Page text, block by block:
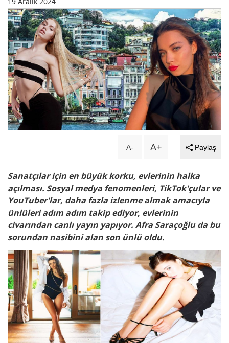
A- A+ Paylaş
Sanatçılar için en büyük korku, evlerinin halka
açılması. Sosyal medya fenomenleri, TikTok'çular ve
YouTuber'lar, daha fazla izlenme almak amacıyla
ünlüleri adım adım takip ediyor, evlerinin
civarından canlı yayın yapıyor. Afra Saraçoğlu da bu
sorundan nasibini alan son ünlü oldu.